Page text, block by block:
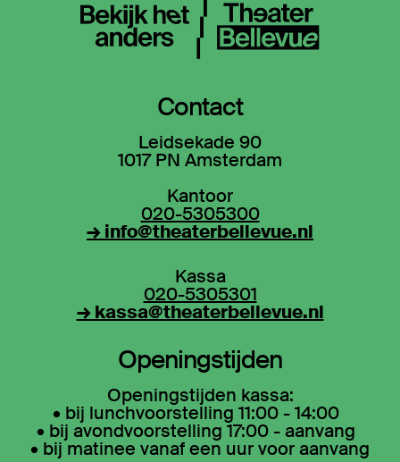
Contact
Leidsekade 90
1017 PN Amsterdam
Kantoor
020-5305300
→ info@theaterbellevue.nl
Kassa
020-5305301
→ kassa@theaterbellevue.nl
Openingstijden
Openingstijden kassa:
• bij lunchvoorstelling 11:00 - 14:00
• bij avondvoorstelling 17:00 - aanvang
• bij matinee vanaf een uur voor aanvang